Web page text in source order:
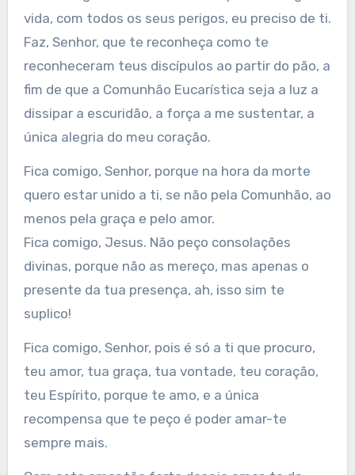
vida, com todos os seus perigos, eu preciso de ti.
Faz, Senhor, que te reconheça como te
reconheceram teus discípulos ao partir do pão, a
fim de que a Comunhão Eucarística seja a luz a
dissipar a escuridão, a força a me sustentar, a
única alegria do meu coração.
Fica comigo, Senhor, porque na hora da morte
quero estar unido a ti, se não pela Comunhão, ao
menos pela graça e pelo amor.
Fica comigo, Jesus. Não peço consolações
divinas, porque não as mereço, mas apenas o
presente da tua presença, ah, isso sim te
suplico!
Fica comigo, Senhor, pois é só a ti que procuro,
teu amor, tua graça, tua vontade, teu coração,
teu Espírito, porque te amo, e a única
recompensa que te peço é poder amar-te
sempre mais.